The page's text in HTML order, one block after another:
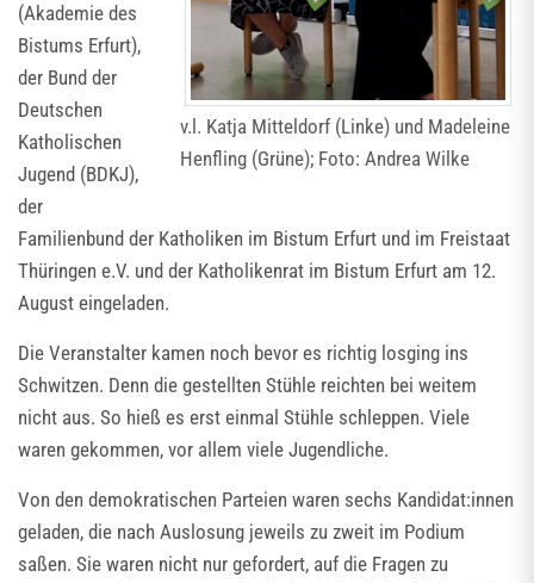
v.l. Katja Mitteldorf (Linke) und Madeleine
Henfling (Grüne); Foto: Andrea Wilke
(Akademie des
Bistums Erfurt),
der Bund der
Deutschen
Katholischen
Jugend (BDKJ),
der
Familienbund der Katholiken im Bistum Erfurt und im Freistaat
Thüringen e.V. und der Katholikenrat im Bistum Erfurt am 12.
August eingeladen.
Die Veranstalter kamen noch bevor es richtig losging ins
Schwitzen. Denn die gestellten Stühle reichten bei weitem
nicht aus. So hieß es erst einmal Stühle schleppen. Viele
waren gekommen, vor allem viele Jugendliche.
Von den demokratischen Parteien waren sechs Kandidat:innen
geladen, die nach Auslosung jeweils zu zweit im Podium
saßen. Sie waren nicht nur gefordert, auf die Fragen zu